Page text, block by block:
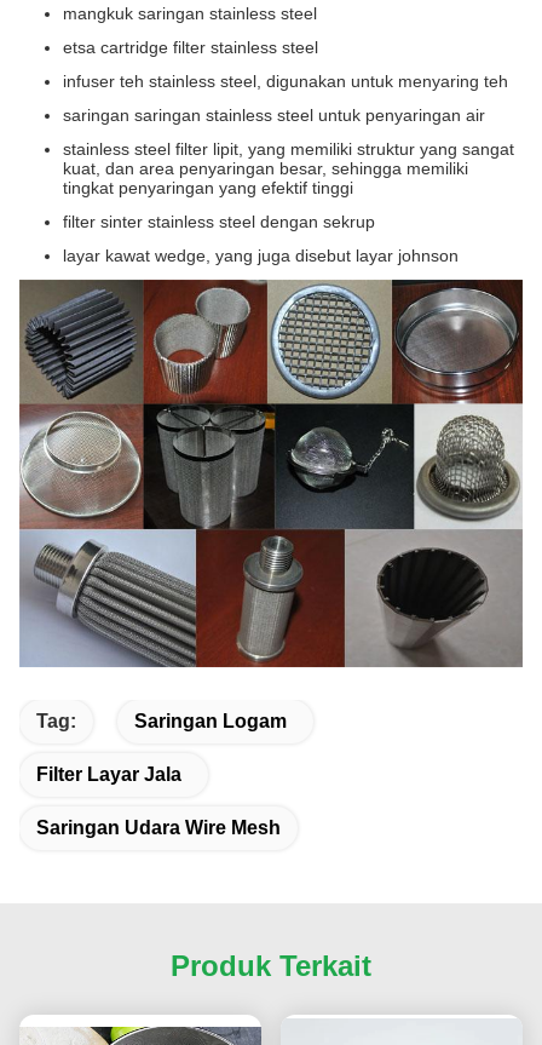
mangkuk saringan stainless steel
etsa cartridge filter stainless steel
infuser teh stainless steel, digunakan untuk menyaring teh
saringan saringan stainless steel untuk penyaringan air
stainless steel filter lipit, yang memiliki struktur yang sangat
kuat, dan area penyaringan besar, sehingga memiliki
tingkat penyaringan yang efektif tinggi
filter sinter stainless steel dengan sekrup
layar kawat wedge, yang juga disebut layar johnson
Tag: Saringan Logam
Filter Layar Jala
Saringan Udara Wire Mesh
Produk Terkait